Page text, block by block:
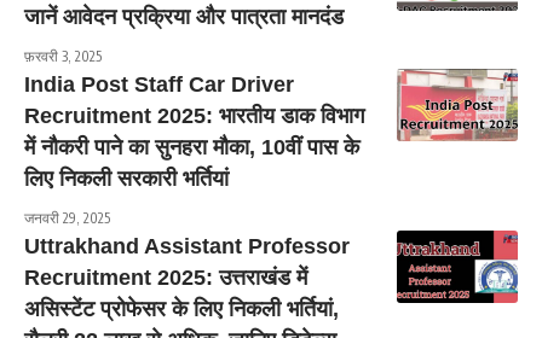
जानें आवेदन प्रक्रिया और पात्रता मानदंड
फ़रवरी 3, 2025
India Post Staff Car Driver
Recruitment 2025: भारतीय डाक विभाग
में नौकरी पाने का सुनहरा मौका, 10वीं पास के
लिए निकली सरकारी भर्तियां
जनवरी 29, 2025
Uttrakhand Assistant Professor
Recruitment 2025: उत्तराखंड में
असिस्टेंट प्रोफेसर के लिए निकली भर्तियां,